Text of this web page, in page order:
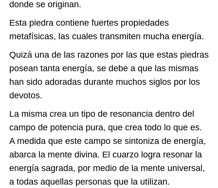
donde se originan.
Esta piedra contiene fuertes propiedades
metafísicas, las cuales transmiten mucha energía.
Quizá una de las razones por las que estas piedras
posean tanta energía, se debe a que las mismas
han sido adoradas durante muchos siglos por los
devotos.
La misma crea un tipo de resonancia dentro del
campo de potencia pura, que crea todo lo que es.
A medida que este campo se sintoniza de energía,
abarca la mente divina. El cuarzo logra resonar la
energía sagrada, por medio de la mente universal,
a todas aquellas personas que la utilizan.